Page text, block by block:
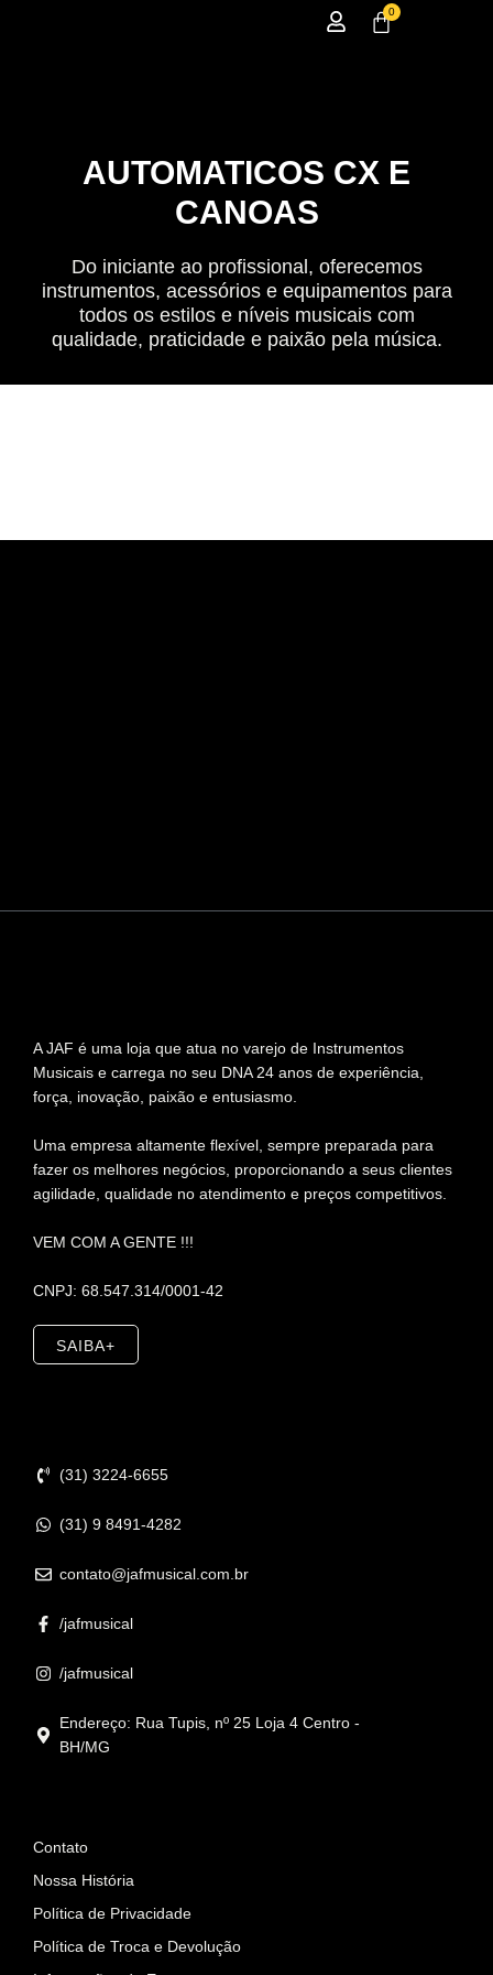
0
AUTOMATICOS CX E
CANOAS
Do iniciante ao profissional, oferecemos
instrumentos, acessórios e equipamentos para
todos os estilos e níveis musicais com
qualidade, praticidade e paixão pela música.
A JAF é uma loja que atua no varejo de Instrumentos
Musicais e carrega no seu DNA 24 anos de experiência,
força, inovação, paixão e entusiasmo.
Uma empresa altamente flexível, sempre preparada para
fazer os melhores negócios, proporcionando a seus clientes
agilidade, qualidade no atendimento e preços competitivos.
VEM COM A GENTE !!!
CNPJ: 68.547.314/0001-42
SAIBA+
(31) 3224-6655
(31) 9 8491-4282
contato@jafmusical.com.br
/jafmusical
/jafmusical
Endereço: Rua Tupis, nº 25 Loja 4 Centro -
BH/MG
Contato
Nossa História
Política de Privacidade
Política de Troca e Devolução